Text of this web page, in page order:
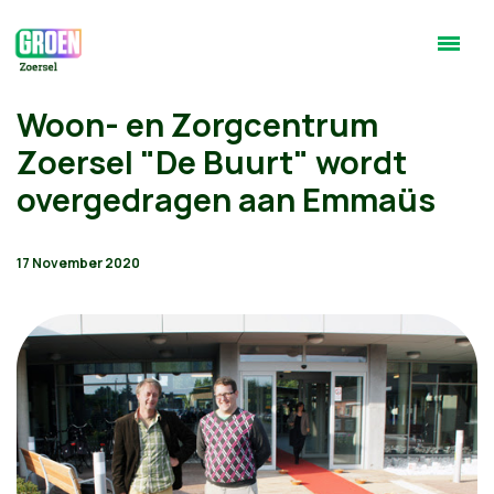
Woon- en Zorgcentrum
Zoersel "De Buurt" wordt
overgedragen aan Emmaüs
17 November 2020